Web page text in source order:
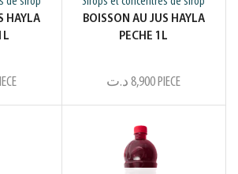
HAYLA
BOISSON AU JUS HAYLA
PECHE 1L
8,900 د.ت PIECE